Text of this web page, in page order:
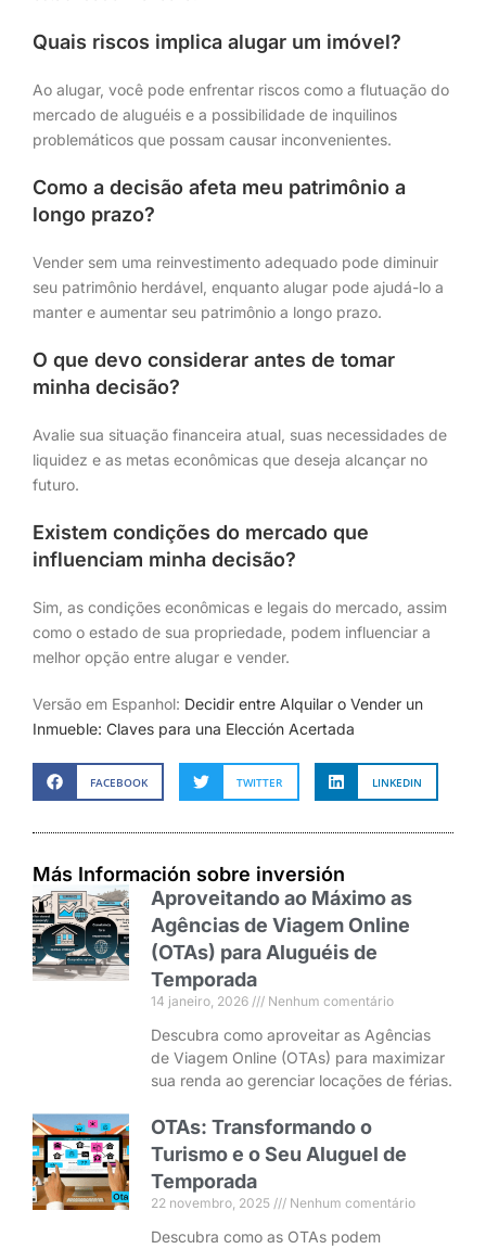
Quais riscos implica alugar um imóvel?
Ao alugar, você pode enfrentar riscos como a flutuação do
mercado de aluguéis e a possibilidade de inquilinos
problemáticos que possam causar inconvenientes.
Como a decisão afeta meu patrimônio a
longo prazo?
Vender sem uma reinvestimento adequado pode diminuir
seu patrimônio herdável, enquanto alugar pode ajudá-lo a
manter e aumentar seu patrimônio a longo prazo.
O que devo considerar antes de tomar
minha decisão?
Avalie sua situação financeira atual, suas necessidades de
liquidez e as metas econômicas que deseja alcançar no
futuro.
Existem condições do mercado que
influenciam minha decisão?
Sim, as condições econômicas e legais do mercado, assim
como o estado de sua propriedade, podem influenciar a
melhor opção entre alugar e vender.
Versão em Espanhol: Decidir entre Alquilar o Vender un
Inmueble: Claves para una Elección Acertada
FACEBOOK TWITTER LINKEDIN
Más Información sobre inversión
Aproveitando ao Máximo as
Agências de Viagem Online
(OTAs) para Aluguéis de
Temporada
14 janeiro, 2026 Nenhum comentário
Descubra como aproveitar as Agências
de Viagem Online (OTAs) para maximizar
sua renda ao gerenciar locações de férias.
OTAs: Transformando o
Turismo e o Seu Aluguel de
Temporada
22 novembro, 2025 Nenhum comentário
Descubra como as OTAs podem